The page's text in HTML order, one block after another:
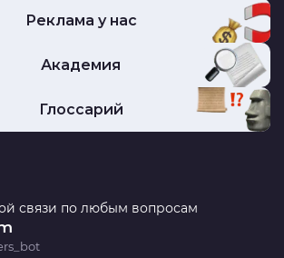
Реклама у нас
Академия
Глоссарий
связи по любым вопросам